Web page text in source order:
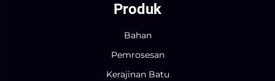
Produk
Bahan
Pemrosesan
Kerajinan Batu